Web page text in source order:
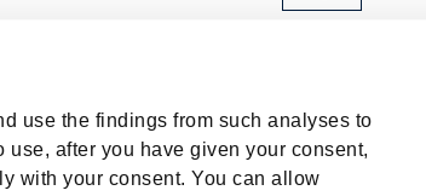
use the findings from such analyses to
after you have given your consent,
with your consent. You can allow